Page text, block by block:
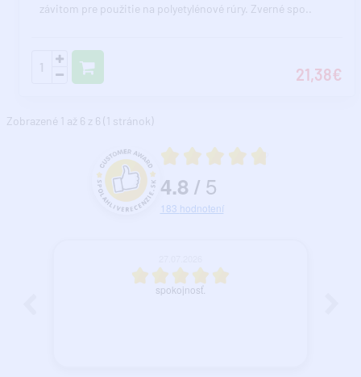
závitom pre použitie na polyetylénové rúry. Zverné spo..
21,38€
Zobrazené 1 až 6 z 6 (1 stránok)
Hodnotenie a recenzie zákazníkov
Priemerné hodnotenie 4.8 z 5
4.8 / 5
183 hodnotení
spokojnosť.